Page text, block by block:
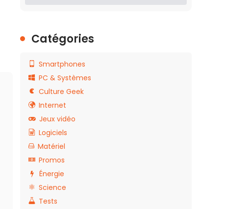
Catégories
Smartphones
PC & Systèmes
Culture Geek
Internet
Jeux vidéo
Logiciels
Matériel
Promos
Énergie
Science
Tests